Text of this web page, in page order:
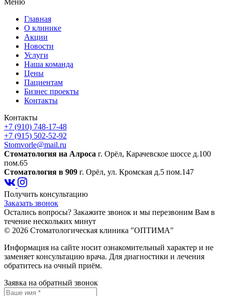
Главная
О клинике
Акции
Новости
Услуги
Наша команда
Цены
Пациентам
Бизнес проекты
Контакты
Контакты
+7 (910) 748-17-48
+7 (915) 502-52-92
Stomvorle@mail.ru
Cтоматология на Алроса г. Орёл, Карачевское шоссе д.100
пом.65
Стоматология в 909 г. Орёл, ул. Кромская д.5 пом.147
Получить консультацию
Заказать звонок
Остались вопросы? Закажите звонок и мы перезвоним Вам в
течение нескольких минут
© 2026 Стоматологическая клиника "ОПТИМА"
Информация на сайте носит ознакомительный характер и не
заменяет консультацию врача. Для диагностики и лечения
обратитесь на очный приём.
Заявка на обратный звонок